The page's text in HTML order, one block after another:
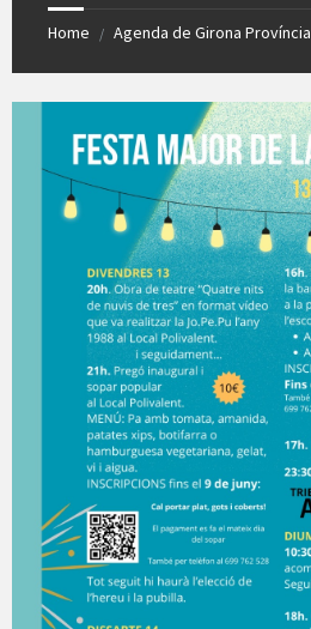
Home / Agenda de Girona Província